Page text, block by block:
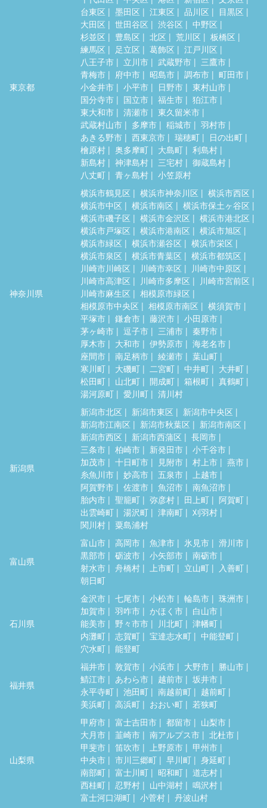
東京都
台東区
墨田区 江東区 品川区
目黒区
大田区
世田谷区 渋谷区
中野区
杉並区
豊島区 北区 荒川区
板橋区
練馬区
足立区 葛飾区
江戸川区
八王子市
立川市 武蔵野市
三鷹市
青梅市
府中市 昭島市 調布市
町田市
小金井市
小平市 日野市
東村山市
国分寺市
国立市 福生市
狛江市
東大和市
清瀬市
東久留米市
武蔵村山市
多摩市 稲城市
羽村市
あきる野市
西東京市 瑞穂町
日の出町
檜原村
奥多摩町 大島町
利島村
新島村
神津島村 三宅村
御蔵島村
八丈町
青ヶ島村 小笠原村
神奈川県
横浜市鶴見区 横浜市神奈川区
横浜市西区
横浜市中区
横浜市南区
横浜市保土ヶ谷区
横浜市磯子区
横浜市金沢区
横浜市港北区
横浜市戸塚区
横浜市港南区
横浜市旭区
横浜市緑区
横浜市瀬谷区
横浜市栄区
横浜市泉区
横浜市青葉区
横浜市都筑区
川崎市川崎区
川崎市幸区
川崎市中原区
川崎市高津区
川崎市多摩区
川崎市宮前区
川崎市麻生区
相模原市緑区
相模原市中央区
相模原市南区
横須賀市
平塚市
鎌倉市 藤沢市
小田原市
茅ヶ崎市
逗子市 三浦市
秦野市
厚木市
大和市 伊勢原市
海老名市
座間市
南足柄市 綾瀬市
葉山町
寒川町
大磯町 二宮町 中井町
大井町
松田町
山北町 開成町 箱根町
真鶴町
湯河原町
愛川町 清川村
新潟県
新潟市北区 新潟市東区
新潟市中央区
新潟市江南区
新潟市秋葉区
新潟市南区
新潟市西区
新潟市西蒲区
長岡市
三条市
柏崎市 新発田市
小千谷市
加茂市
十日町市 見附市 村上市
燕市
糸魚川市
妙高市 五泉市
上越市
阿賀野市
佐渡市 魚沼市
南魚沼市
胎内市
聖籠町 弥彦村 田上町
阿賀町
出雲崎町
湯沢町 津南町
刈羽村
関川村
粟島浦村
富山県
富山市 高岡市 魚津市 氷見市
滑川市
黒部市
砺波市 小矢部市
南砺市
射水市
舟橋村 上市町 立山町
入善町
朝日町
石川県
金沢市 七尾市 小松市 輪島市
珠洲市
加賀市
羽咋市 かほく市
白山市
能美市
野々市市 川北町
津幡町
内灘町
志賀町 宝達志水町
中能登町
穴水町
能登町
福井県
福井市 敦賀市 小浜市 大野市
勝山市
鯖江市
あわら市 越前市
坂井市
永平寺町
池田町 南越前町
越前町
美浜町
高浜町 おおい町 若狭町
山梨県
甲府市 富士吉田市 都留市
山梨市
大月市
韮崎市 南アルプス市
北杜市
甲斐市
笛吹市 上野原市
甲州市
中央市
市川三郷町 早川町
身延町
南部町
富士川町 昭和町
道志村
西桂町
忍野村 山中湖村
鳴沢村
富士河口湖町
小菅村 丹波山村